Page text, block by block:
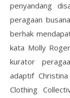
penyandang
peragaan
berhak
kata Molly
kurator
adaptif
Clothing